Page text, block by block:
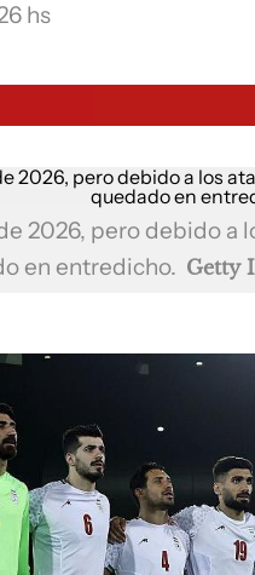
hs
2026, pero debido a
en entredicho. Getty